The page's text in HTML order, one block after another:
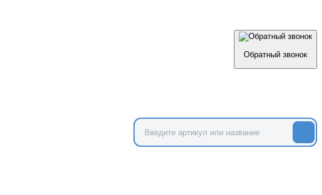
Обратный звонок